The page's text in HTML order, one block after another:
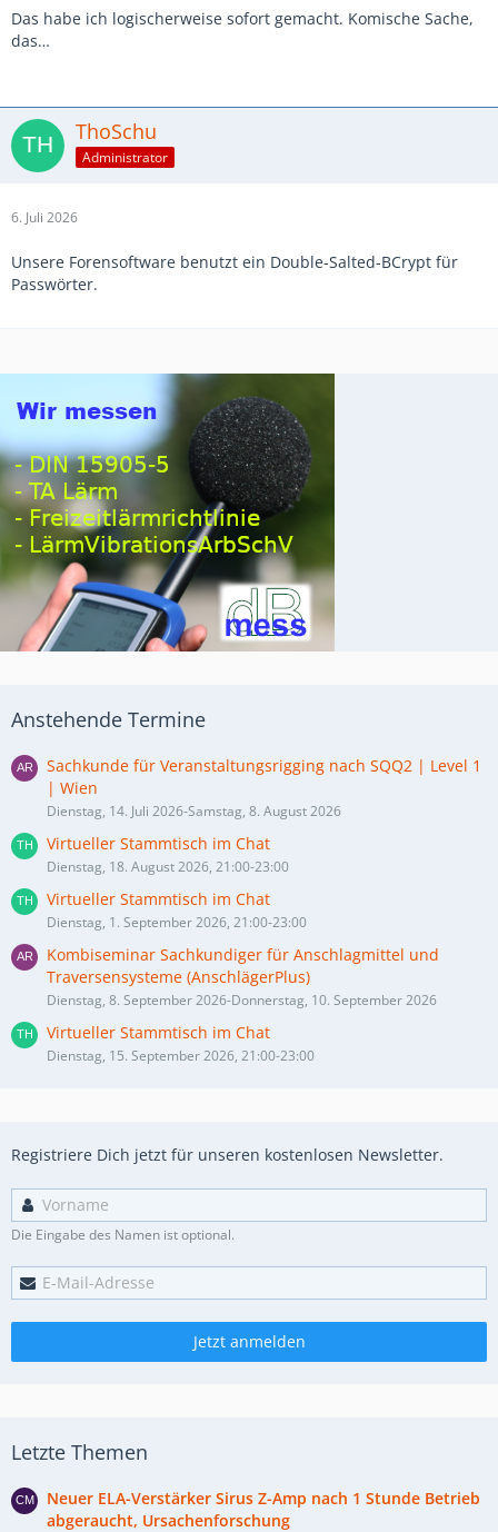
Das habe ich logischerweise sofort gemacht. Komische Sache,
das…
ThoSchu
Administrator
6. Juli 2026
Unsere Forensoftware benutzt ein Double-Salted-BCrypt für
Passwörter.
Anstehende Termine
Sachkunde für Veranstaltungsrigging nach SQQ2 | Level 1
| Wien
Dienstag, 14. Juli 2026-Samstag, 8. August 2026
Virtueller Stammtisch im Chat
Dienstag, 18. August 2026, 21:00-23:00
Virtueller Stammtisch im Chat
Dienstag, 1. September 2026, 21:00-23:00
Kombiseminar Sachkundiger für Anschlagmittel und
Traversensysteme (AnschlägerPlus)
Dienstag, 8. September 2026-Donnerstag, 10. September 2026
Virtueller Stammtisch im Chat
Dienstag, 15. September 2026, 21:00-23:00
Registriere Dich jetzt für unseren kostenlosen Newsletter.
Die Eingabe des Namen ist optional.
Jetzt anmelden
Letzte Themen
Neuer ELA-Verstärker Sirus Z-Amp nach 1 Stunde Betrieb
abgeraucht, Ursachenforschung